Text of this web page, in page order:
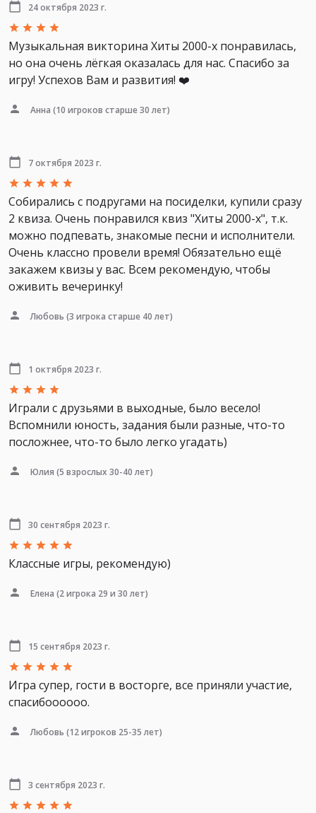
24 октября 2023 г.
Музыкальная викторина Хиты 2000-х понравилась,
но она очень лёгкая оказалась для нас. Спасибо за
игру! Успехов Вам и развития! ❤️
Анна (10 игроков старше 30 лет)
7 октября 2023 г.
Собирались с подругами на посиделки, купили сразу
2 квиза. Очень понравился квиз "Хиты 2000-х", т.к.
можно подпевать, знакомые песни и исполнители.
Очень классно провели время! Обязательно ещё
закажем квизы у вас. Всем рекомендую, чтобы
оживить вечеринку!
Любовь (3 игрока старше 40 лет)
1 октября 2023 г.
Играли с друзьями в выходные, было весело!
Вспомнили юность, задания были разные, что-то
посложнее, что-то было легко угадать)
Юлия (5 взрослых 30-40 лет)
30 сентября 2023 г.
Классные игры, рекомендую)
Елена (2 игрока 29 и 30 лет)
15 сентября 2023 г.
Игра супер, гости в восторге, все приняли участие,
спасибоооооо.
Любовь (12 игроков 25-35 лет)
3 сентября 2023 г.